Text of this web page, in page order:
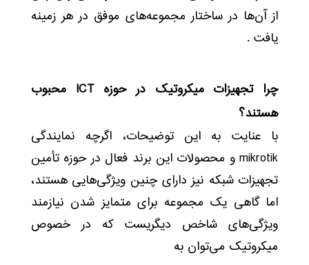
از آن‌ها در ساختار مجموعه‌های موفق در هر زمینه
یافت .
چرا تجهیزات میکروتیک در حوزه ICT محبوب
هستند؟
با عنایت به این توضیحات، اگرچه نمایندگی
mikrotik و محصولات این برند فعال در حوزه تأمین
تجهیزات شبکه نیز دارای چنین ویژگی‌هایی هستند،
اما گاهی یک مجموعه برای متمایز شدن نیازمند
ویژگی‌های شاخص دیگریست که در خصوص
میکروتیک می‌توان به